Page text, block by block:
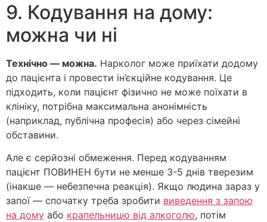
9. Кодування на дому:
можна чи ні
Технічно — можна. Нарколог може приїхати додому
до пацієнта і провести ін’єкційне кодування. Це
підходить, коли пацієнт фізично не може поїхати в
клініку, потрібна максимальна анонімність
(наприклад, публічна професія) або через сімейні
обставини.
Але є серйозні обмеження. Перед кодуванням
пацієнт ПОВИНЕН бути не менше 3-5 днів тверезим
(інакше — небезпечна реакція). Якщо людина зараз у
запої — спочатку треба зробити виведення з запою
на дому або крапельницю від алкоголю, потім